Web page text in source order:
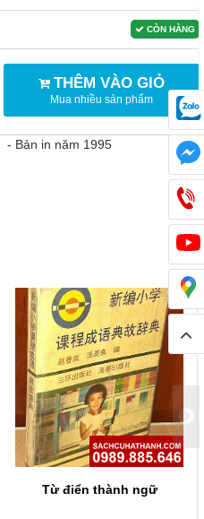
CÒN HÀNG
THÊM VÀO GIỎ
Mua nhiều sản phẩm
- Bản in năm 1995
Từ điển thành ngữ